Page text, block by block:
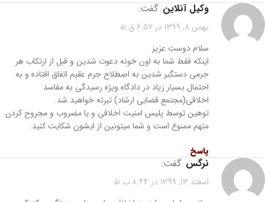
وکیل آنلاین گفت:
بهمن 8, 1399 در 6:57 ق.ظ
سلام دوست عزیز
اینکه فقط شما به اون خونه دعوت شدین و قبل از ارتکاب هر
جرمی دستگیر شدین به اصطلاح جرم عقیم اتفاق افتاده و به
احتمال بسیار زیاد در دادگاه ویژه رسیدگی به مفاسد
اخلاقی(مجتمع قضایی ارشاد) تبرئه خواهید شد.
توهین توسط پلیس امنیت اخلاقی و یا مضروب و مجروح کردن
متهم ممنوع است و شما میتونین از ایشون شکایت کنید.
پاسخ
نرگس گفت:
اسفند 13, 1399 در 8:44 ب.ظ